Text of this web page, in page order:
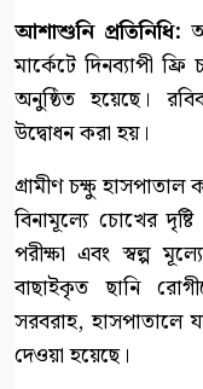
আশাশুনি প্রতিনিধি:
মার্কেটে দিনব্যাপী
অনুষ্ঠিত হয়েছে।
উদ্বোধন করা হয়।
গ্রামীণ চক্ষু
বিনামূল্যে চোখের দৃষ্টি
পরীক্ষা এবং স্বল্প
বাছাইকৃত ছানি
সরবরাহ, হাসপাতালে
দেওয়া হয়েছে।